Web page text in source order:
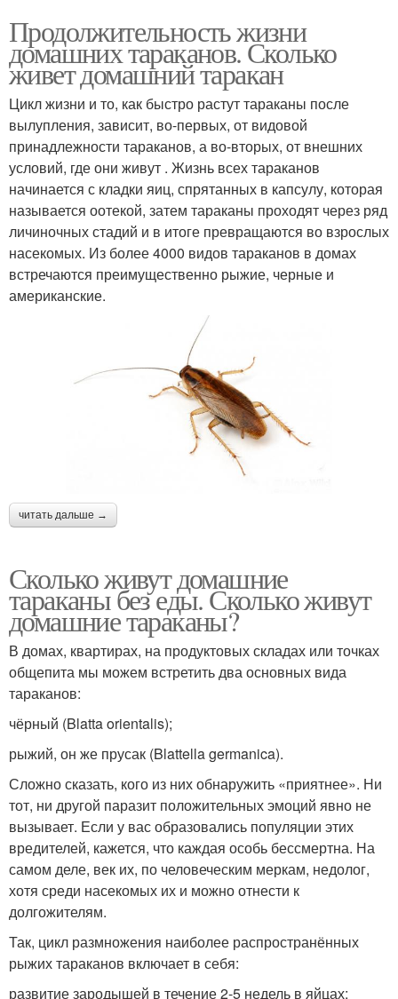
Продолжительность жизни
домашних тараканов. Сколько
живет домашний таракан
Цикл жизни и то, как быстро растут тараканы после
вылупления, зависит, во-первых, от видовой
принадлежности тараканов, а во-вторых, от внешних
условий, где они живут . Жизнь всех тараканов
начинается с кладки яиц, спрятанных в капсулу, которая
называется оотекой, затем тараканы проходят через ряд
личиночных стадий и в итоге превращаются во взрослых
насекомых. Из более 4000 видов тараканов в домах
встречаются преимущественно рыжие, черные и
американские.
читать дальше →
Сколько живут домашние
тараканы без еды. Сколько живут
домашние тараканы?
В домах, квартирах, на продуктовых складах или точках
общепита мы можем встретить два основных вида
тараканов:
чёрный (Blatta orientalis);
рыжий, он же прусак (Blattella germanica).
Сложно сказать, кого из них обнаружить «приятнее». Ни
тот, ни другой паразит положительных эмоций явно не
вызывает. Если у вас образовались популяции этих
вредителей, кажется, что каждая особь бессмертна. На
самом деле, век их, по человеческим меркам, недолог,
хотя среди насекомых их и можно отнести к
долгожителям.
Так, цикл размножения наиболее распространённых
рыжих тараканов включает в себя:
развитие зародышей в течение 2-5 недель в яйцах;